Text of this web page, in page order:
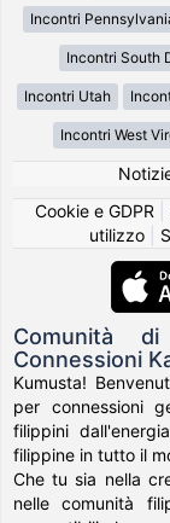
Incontri
Incontri South
Incontri Utah
Incontri West
Cookie e GDPR
utilizzo|
Comunità
Connessioni
Kumusta!
per connessioni
filippini
filippine in tutto il
Che tu sia nella
nelle comunità